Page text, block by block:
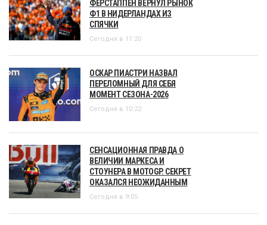
ФЕРСТАППЕН ВЕРНУЛ РЫНОК
Ф1 В НИДЕРЛАНДАХ ИЗ
СПЯЧКИ
Сегодня в 11:20
ОСКАР ПИАСТРИ НАЗВАЛ
ПЕРЕЛОМНЫЙ ДЛЯ СЕБЯ
МОМЕНТ СЕЗОНА-2026
Сегодня в 10:22
СЕНСАЦИОННАЯ ПРАВДА О
ВЕЛИЧИИ МАРКЕСА И
СТОУНЕРА В MOTOGP. СЕКРЕТ
ОКАЗАЛСЯ НЕОЖИДАННЫМ
Сегодня в 9:05